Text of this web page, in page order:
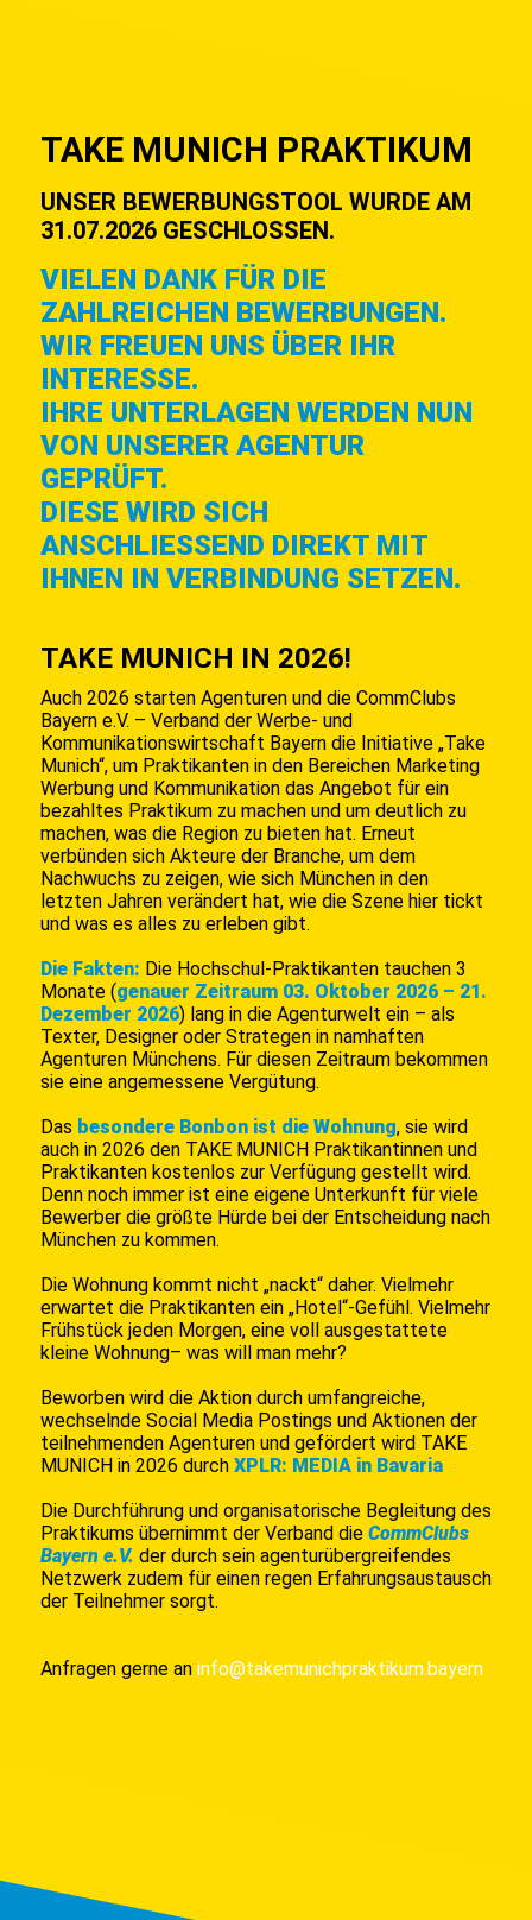
TAKE MUNICH PRAKTIKUM
UNSER BEWERBUNGSTOOL WURDE AM
31.07.2026 GESCHLOSSEN.
VIELEN DANK FÜR DIE
ZAHLREICHEN BEWERBUNGEN.
WIR FREUEN UNS ÜBER IHR
INTERESSE.
IHRE UNTERLAGEN WERDEN NUN
VON UNSERER AGENTUR
GEPRÜFT.
DIESE WIRD SICH
ANSCHLIESSEND DIREKT MIT I
HNEN IN VERBINDUNG SETZEN.
TAKE MUNICH IN 2026!
Auch 2026 starten Agenturen und die CommClubs
Bayern e.V. – Verband der Werbe- und
Kommunikationswirtschaft Bayern die Initiative „Take
Munich“, um Praktikanten in den Bereichen Marketing
Werbung und Kommunikation das Angebot für ein
bezahltes Praktikum zu machen und um deutlich zu
machen, was die Region zu bieten hat. Erneut
verbünden sich Akteure der Branche, um dem
Nachwuchs zu zeigen, wie sich München in den
letzten Jahren verändert hat, wie die Szene hier tickt
und was es alles zu erleben gibt.
Die Fakten: Die Hochschul-Praktikanten tauchen 3
Monate (genauer Zeitraum 03. Oktober 2026 – 21.
Dezember 2026) lang in die Agenturwelt ein – als
Texter, Designer oder Strategen in namhaften
Agenturen Münchens. Für diesen Zeitraum bekommen
sie eine angemessene Vergütung.
Das besondere Bonbon ist die Wohnung, sie wird
auch in 2026 den TAKE MUNICH Praktikantinnen und
Praktikanten kostenlos zur Verfügung gestellt wird.
Denn noch immer ist eine eigene Unterkunft für viele
Bewerber die größte Hürde bei der Entscheidung nach
München zu kommen.
Die Wohnung kommt nicht „nackt“ daher. Vielmehr
erwartet die Praktikanten ein „Hotel“-Gefühl. Vielmehr
Frühstück jeden Morgen, eine voll ausgestattete
kleine Wohnung– was will man mehr?
Beworben wird die Aktion durch umfangreiche,
wechselnde Social Media Postings und Aktionen der
teilnehmenden Agenturen und gefördert wird TAKE
MUNICH in 2026 durch XPLR: MEDIA in Bavaria
Die Durchführung und organisatorische Begleitung des
Praktikums übernimmt der Verband die CommClubs
Bayern e.V. der durch sein agenturübergreifendes
Netzwerk zudem für einen regen Erfahrungsaustausch
der Teilnehmer sorgt.
Anfragen gerne an info@takemunichpraktikum.bayern